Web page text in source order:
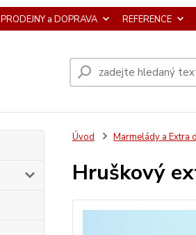
PRODEJNY a DOPRAVA REFERENCE
Úvod Marmelády a Extra
Hruškový